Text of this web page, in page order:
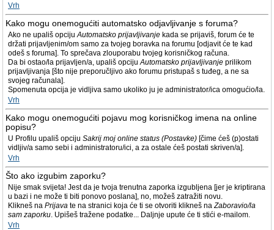
Vrh
Kako mogu onemogućiti automatsko odjavljivanje s foruma?
Ako ne upališ opcijuAutomatsko prijavljivanje kada se prijaviš, forum će te
držati prijavljenim/om samo za tvojeg boravka na forumu [odjavit će te kad
odeš s foruma]. To sprečava zlouporabu tvojeg korisničkog računa.
Da bi ostao/la prijavljen/a, upališ opcijuAutomatsko prijavljivanje prilikom
prijavljivanja [što nije preporučljivo ako forumu pristupaš s tuđeg, a ne sa
svojeg računala].
Spomenuta opcija je vidljiva samo ukoliko ju je administrator/ica omogućio/la.
Vrh
Kako mogu onemogućiti pojavu mog korisničkog imena na online
popisu?
U Profilu upališ opciju Sakrij moj online status (Postavke) [čime ćeš (p)ostati
vidljiv/a samo sebi i administratoru/ici, a za ostale ćeš postati skriven/a].
Vrh
Što ako izgubim zaporku?
Nije smak svijeta! Jest da je tvoja trenutna zaporka izgubljena [jer je kriptirana
u bazi i ne može ti biti ponovo poslana], no, možeš zatražiti novu.
Klikneš na Prijava te na stranici koja će ti se otvoriti klikneš naZaboravio/la
sam zaporku. Upišeš tražene podatke... Daljnje upute će ti stići e-mailom.
Vrh